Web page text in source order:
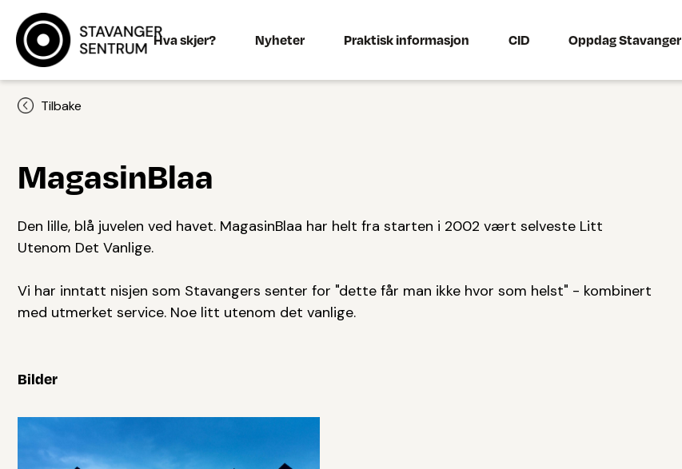
Hva skjer? Nyheter Praktisk informasjon CID Oppdag Stavanger
Tilbake
MagasinBlaa
Den lille, blå juvelen ved havet. MagasinBlaa har helt fra starten i 2002 vært selveste Litt
Utenom Det Vanlige.
Vi har inntatt nisjen som Stavangers senter for "dette får man ikke hvor som helst" - kombinert
med utmerket service. Noe litt utenom det vanlige.
Bilder